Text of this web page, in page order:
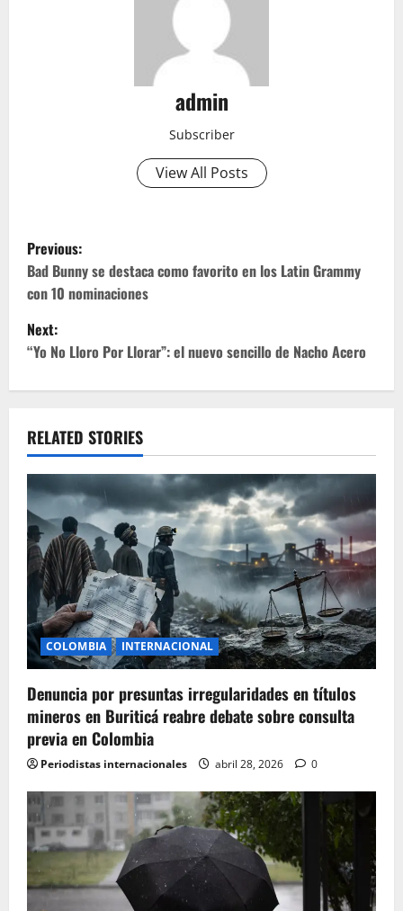
admin
Subscriber
View All Posts
P
o
s
t
n
a
v
i
g
a
t
i
o
n
Previous:
Bad Bunny se destaca como favorito en los Latin Grammy
con 10 nominaciones
Next:
“Yo No Lloro Por Llorar”: el nuevo sencillo de Nacho Acero
RELATED STORIES
COLOMBIA INTERNACIONAL
Denuncia por presuntas irregularidades en títulos
mineros en Buriticá reabre debate sobre consulta
previa en Colombia
Periodistas internacionales abril 28, 2026 0